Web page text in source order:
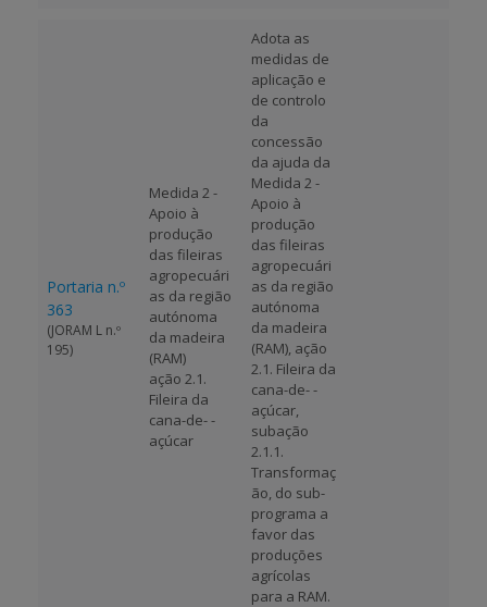
Portaria n.º
363
(JORAM L n.º
195)
Medida 2 -
Apoio à
produção
das fileiras
agropecuári
as da região
autónoma
da madeira
(RAM)
ação 2.1.
Fileira da
cana-de- -
açúcar
Adota as
medidas de
aplicação e
de controlo
da
concessão
da ajuda da
Medida 2 -
Apoio à
produção
das fileiras
agropecuári
as da região
autónoma
da madeira
(RAM), ação
2.1. Fileira da
cana-de- -
açúcar,
subação
2.1.1.
Transformaç
ão, do sub-
programa a
favor das
produções
agrícolas
para a RAM.